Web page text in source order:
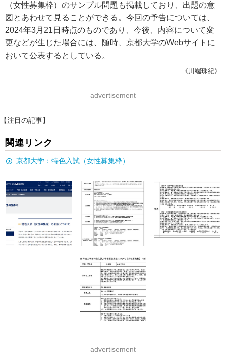
（女性募集枠）のサンプル問題も掲載しており、出題の意
図とあわせて見ることができる。今回の予告については、
2024年3月21日時点のものであり、今後、内容について変
更などが生じた場合には、随時、京都大学のWebサイトに
おいて公表するとしている。
《川端珠紀》
advertisement
【注目の記事】
関連リンク
京都大学：特色入試（女性募集枠）
advertisement